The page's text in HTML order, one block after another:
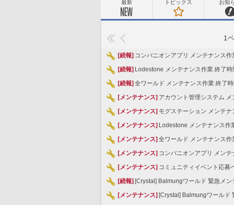
最新 トピックス お知
1
[続報] コンパニオンアプリ メンテナンス
[続報] Lodestone メンテナンス作業 終了
[続報] 全ワールド メンテナンス作業 終了
[メンテナンス] アカウント管理システム
[メンテナンス] モグステーション メンテ
[メンテナンス] Lodestone メンテナンス作
[メンテナンス] 全ワールド メンテナンス
[メンテナンス] コンパニオンアプリ メン
[メンテナンス] コミュニティイベント応募
[続報] [Crystal] Balmungワールド 緊急メ
[メンテナンス] [Crystal] Balmungワールド